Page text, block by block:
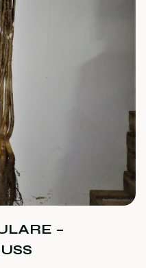
–